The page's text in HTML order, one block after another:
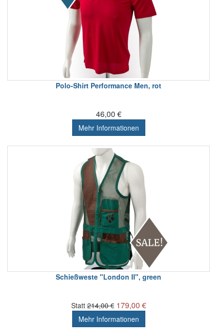
Polo-Shirt Performance Men, rot
46,00 €
Mehr Informationen
Schießweste "London II", green
Statt214,00 € 179,00 €
Mehr Informationen